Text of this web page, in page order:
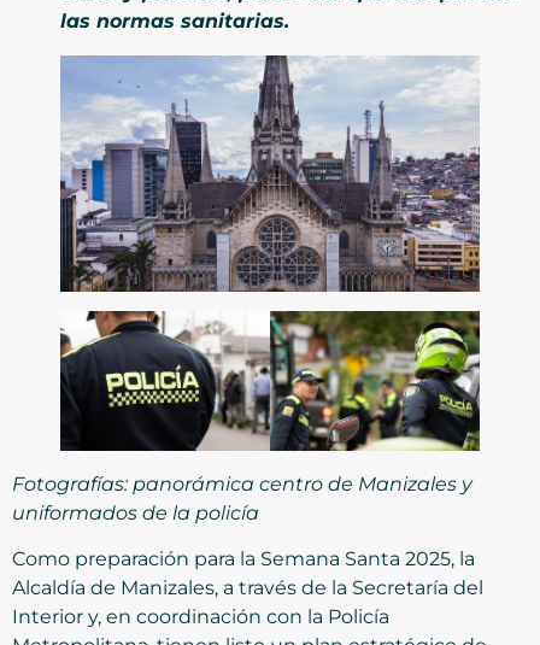
las normas sanitarias.
Fotografías: panorámica centro de Manizales y
uniformados de la policía
Como preparación para la Semana Santa 2025, la
Alcaldía de Manizales, a través de la Secretaría del
Interior y, en coordinación con la Policía